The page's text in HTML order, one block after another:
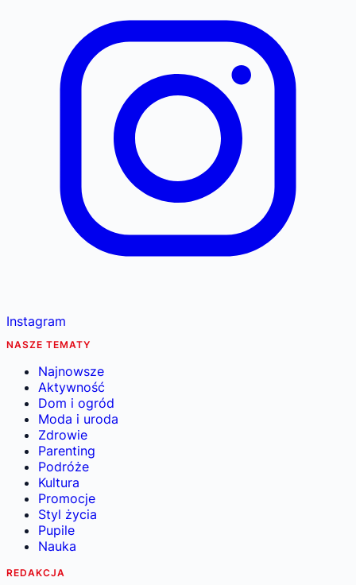
Instagram
NASZE TEMATY
Najnowsze
Aktywność
Dom i ogród
Moda i uroda
Zdrowie
Parenting
Podróże
Kultura
Promocje
Styl życia
Pupile
Nauka
REDAKCJA